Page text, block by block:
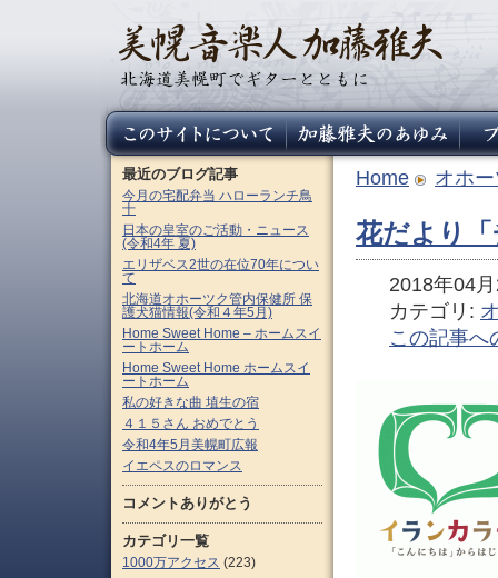
Home オホ
花だより
2018年04
カテゴリ:
この記事へ
最近のブログ記事
今月の宅配弁当 ハローランチ鳥
十
日本の皇室のご活動・ニュース
(令和4年 夏)
エリザベス2世の在位70年につい
て
北海道オホーツク管内保健所 保
護犬猫情報(令和４年5月)
Home Sweet Home – ホームスイ
ートホーム
Home Sweet Home ホームスイ
ートホーム
私の好きな曲 埴生の宿
４１５さん おめでとう
令和4年5月美幌町広報
イエペスのロマンス
コメントありがとう
カテゴリ一覧
1000万アクセス (223)